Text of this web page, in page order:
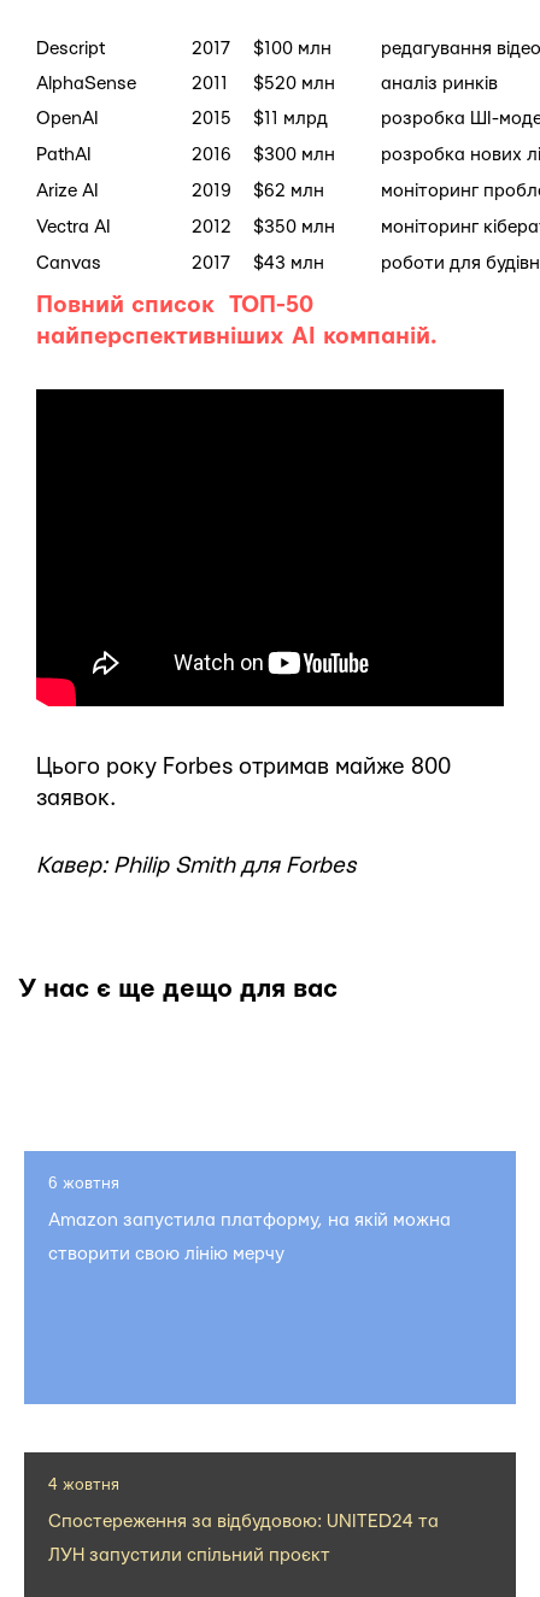
Descript 2017 $100 млн
редагування
AlphaSense
2011 $520 млн
аналіз ринків
OpenAI
2015 $11 млрд
розробка ШІ-
PathAI
2016 $300 млн
розробка нових
Arize AI
2019 $62 млн
моніторинг
Vectra AI
2012 $350 млн
моніторинг
Canvas
2017 $43 млн роботи для
Повний список ТОП-50
найперспективніших AI компаній.
Цього року Forbes отримав майже 800
заявок.
Кавер: Philip Smith для Forbes
У нас є ще дещо для вас
6 жовтня
Amazon запустила платформу, на якій можна
створити свою лінію мерчу
4 жовтня
Спостереження за відбудовою: UNITED24 та
ЛУН запустили спільний проєкт